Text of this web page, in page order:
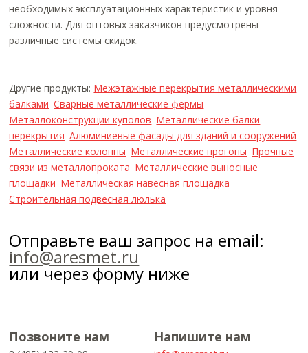
необходимых эксплуатационных характеристик и уровня
сложности. Для оптовых заказчиков предусмотрены
различные системы скидок.
Другие продукты: Межэтажные перекрытия металлическими
балками Сварные металлические фермы
Металлоконструкции куполов Металлические балки
перекрытия Алюминиевые фасады для зданий и сооружений
Металлические колонны Металлические прогоны Прочные
связи из металлопроката Металлические выносные
площадки Металлическая навесная площадка
Строительная подвесная люлька
Отправьте ваш запрос на email:
info@aresmet.ru
или через форму ниже
Позвоните нам Напишите нам